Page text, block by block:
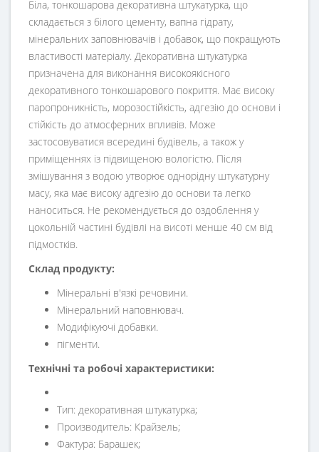
Біла, тонкошарова декоративна штукатурка, що
складається з білого цементу, вапна гідрату,
мінеральних заповнювачів і добавок, що покращують
властивості матеріалу. Декоративна штукатурка
призначена для виконання високоякісного
декоративного тонкошарового покриття. Має високу
паропроникність, морозостійкість, адгезію до основи і
стійкість до атмосферних впливів. Може
застосовуватися всередині будівель, а також у
приміщеннях із підвищеною вологістю. Після
змішування з водою утворює однорідну штукатурну
масу, яка має високу адгезію до основи та легко
наноситься. Не рекомендується до оздоблення у
цокольній частині будівлі на висоті менше 40 см від
підмостків.
Склад продукту:
Мінеральні в'язкі речовини.
Мінеральний наповнювач.
Модифікуючі добавки.
пігменти.
Технічні та робочі характеристики:
Тип: декоративная штукатурка;
Производитель: Крайзель;
Фактура: Барашек;